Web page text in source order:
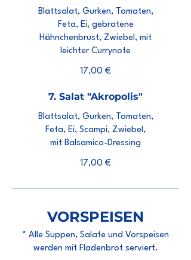
Blattsalat, Gurken, Tomaten,
Feta, Ei, gebratene
Hähnchenbrust, Zwiebel, mit
leichter Currynote
17,00 €
7. Salat "Akropolis"
Blattsalat, Gurken, Tomaten,
Feta, Ei, Scampi, Zwiebel,
mit Balsamico-Dressing
17,00 €
VORSPEISEN
* Alle Suppen, Salate und Vorspeisen
werden mit Fladenbrot serviert.